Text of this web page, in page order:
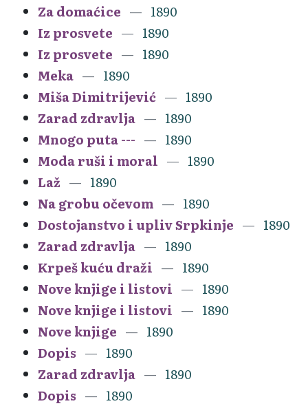
Za domaćice
1890
Iz prosvete
1890
Iz prosvete
1890
Meka
1890
Miša Dimitrijević
1890
Zarad zdravlja
1890
Mnogo puta ---
1890
Moda ruši i moral
1890
Laž
1890
Na grobu očevom
1890
Dostojanstvo i upliv Srpkinje
1890
Zarad zdravlja
1890
Krpeš kuću draži
1890
Nove knjige i listovi
1890
Nove knjige i listovi
1890
Nove knjige
1890
Dopis
1890
Zarad zdravlja
1890
Dopis
1890